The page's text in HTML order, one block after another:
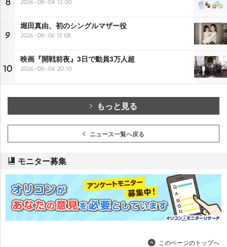
8 2026-08-04 12:00
9
堀田真由、初のシングルマザー役
2026-08-06 15:08
10
映画『開戦前夜』3日で動員3万人超
2026-08-04 20:10
もっと見る
ニュース一覧へ戻る
モニター募集
このページのトップへ